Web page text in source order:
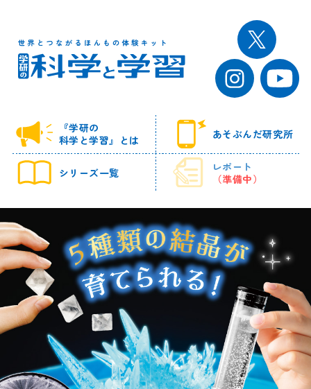
『学研の
科学と学習』とは
あそぶんだ研究所
シリーズ一覧
レポート
（準備中）